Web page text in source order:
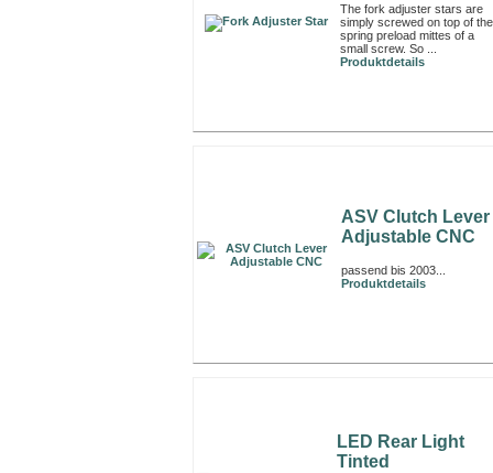
The fork adjuster stars are
simply screwed on top of the
spring preload mittes of a
small screw. So ...
Produktdetails
ASV Clutch Lever
Adjustable CNC
passend bis 2003...
Produktdetails
LED Rear Light
Tinted